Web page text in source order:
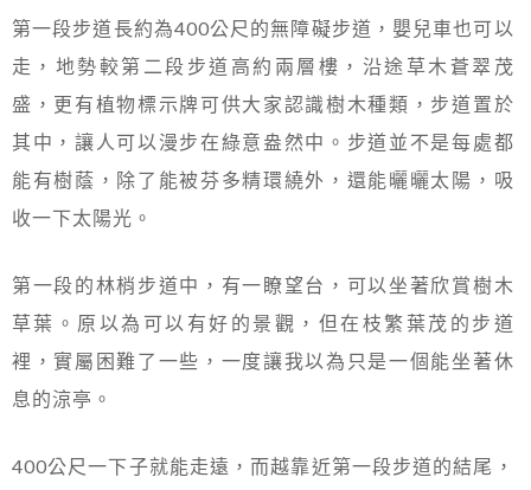
第一段步道長約為400公尺的無障礙步道，嬰兒車也可以
走，地勢較第二段步道高約兩層樓，沿途草木蒼翠茂
盛，更有植物標示牌可供大家認識樹木種類，步道置於
其中，讓人可以漫步在綠意盎然中。步道並不是每處都
能有樹蔭，除了能被芬多精環繞外，還能曬曬太陽，吸
收一下太陽光。
第一段的林梢步道中，有一瞭望台，可以坐著欣賞樹木
草葉。原以為可以有好的景觀，但在枝繁葉茂的步道
裡，實屬困難了一些，一度讓我以為只是一個能坐著休
息的涼亭。
400公尺一下子就能走遠，而越靠近第一段步道的結尾，